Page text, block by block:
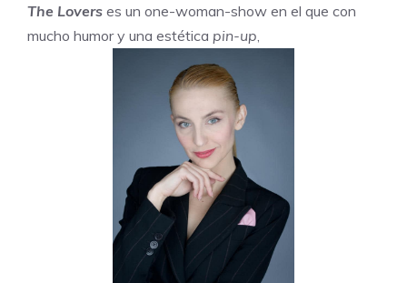
The Lovers es un one-woman-show en el que con
mucho humor y una estética pin-up